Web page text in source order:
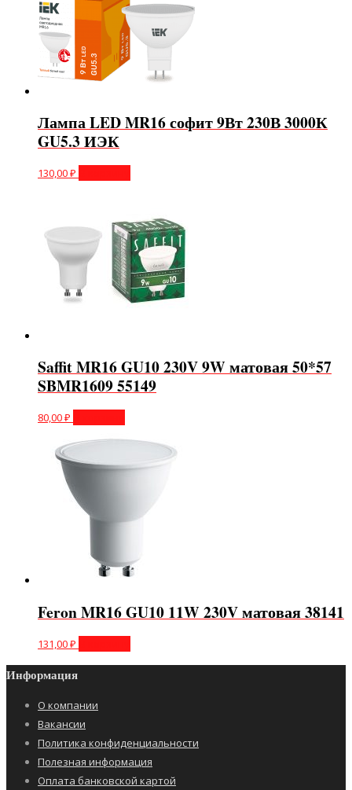
Лампа LED MR16 софит 9Вт 230В 3000К
GU5.3 ИЭК
130,00₽
Saffit MR16 GU10 230V 9W матовая 50*57
SBMR1609 55149
80,00₽
Feron MR16 GU10 11W 230V матовая 38141
131,00₽
Информация
О компании
Вакансии
Политика конфиденциальности
Полезная информация
Оплата банковской картой